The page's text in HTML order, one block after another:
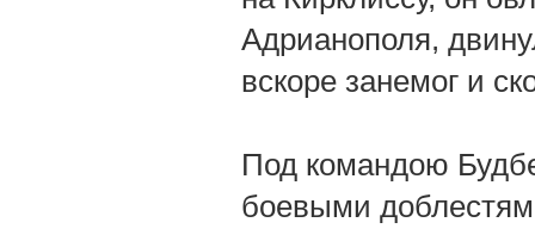
Адрианополя,
вскоре занемог и
Под командою
боевыми